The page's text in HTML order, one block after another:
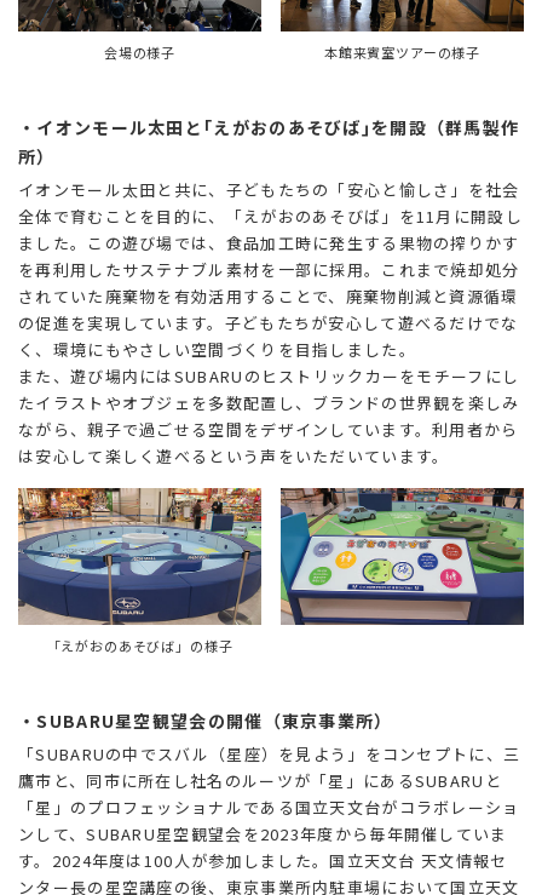
会場の様子 本館来賓室ツアーの様子
・イオンモール太田と｢えがおのあそびば｣を開設（群馬製作
所）
イオンモール太田と共に、子どもたちの「安心と愉しさ」を社会
全体で育むことを目的に、「えがおのあそびば」を11月に開設し
ました。この遊び場では、食品加工時に発生する果物の搾りかす
を再利用したサステナブル素材を一部に採用。これまで焼却処分
されていた廃棄物を有効活用することで、廃棄物削減と資源循環
の促進を実現しています。子どもたちが安心して遊べるだけでな
く、環境にもやさしい空間づくりを目指しました。
また、遊び場内にはSUBARUのヒストリックカーをモチーフにし
たイラストやオブジェを多数配置し、ブランドの世界観を楽しみ
ながら、親子で過ごせる空間をデザインしています。利用者から
は安心して楽しく遊べるという声をいただいています。
「えがおのあそびば」の様子
・SUBARU星空観望会の開催（東京事業所）
「SUBARUの中でスバル（星座）を見よう」をコンセプトに、三
鷹市と、同市に所在し社名のルーツが「星」にあるSUBARUと
「星」のプロフェッショナルである国立天文台がコラボレーショ
ンして、SUBARU星空観望会を2023年度から毎年開催していま
す。2024年度は100人が参加しました。国立天文台 天文情報セ
ンター長の星空講座の後、東京事業所内駐車場において国立天文